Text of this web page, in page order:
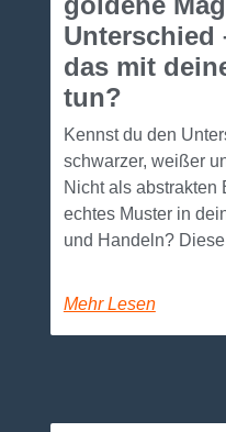
Unterschied
das mit
tun?
Kennst du den
schwarzer, weißer
Nicht als abstrakten
echtes Muster in
und Handeln?
Mehr Lesen